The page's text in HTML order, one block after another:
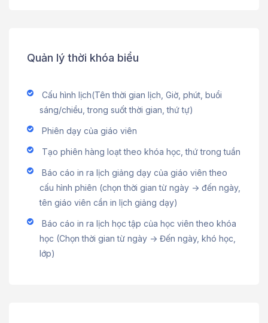
Quản lý thời khóa biểu
Cấu hình lịch(Tên thời gian lịch, Giờ, phút, buổi
sáng/chiều, trong suốt thời gian, thứ tự)
Phiên dạy của giáo viên
Tạo phiên hàng loạt theo khóa học, thứ trong tuần
Báo cáo in ra lịch giảng dạy của giáo viên theo
cấu hình phiên (chọn thời gian từ ngày -> đến ngày,
tên giáo viên cần in lịch giảng dạy)
Báo cáo in ra lịch học tập của học viên theo khóa
học (Chọn thời gian từ ngày -> Đến ngày, khó học,
lớp)